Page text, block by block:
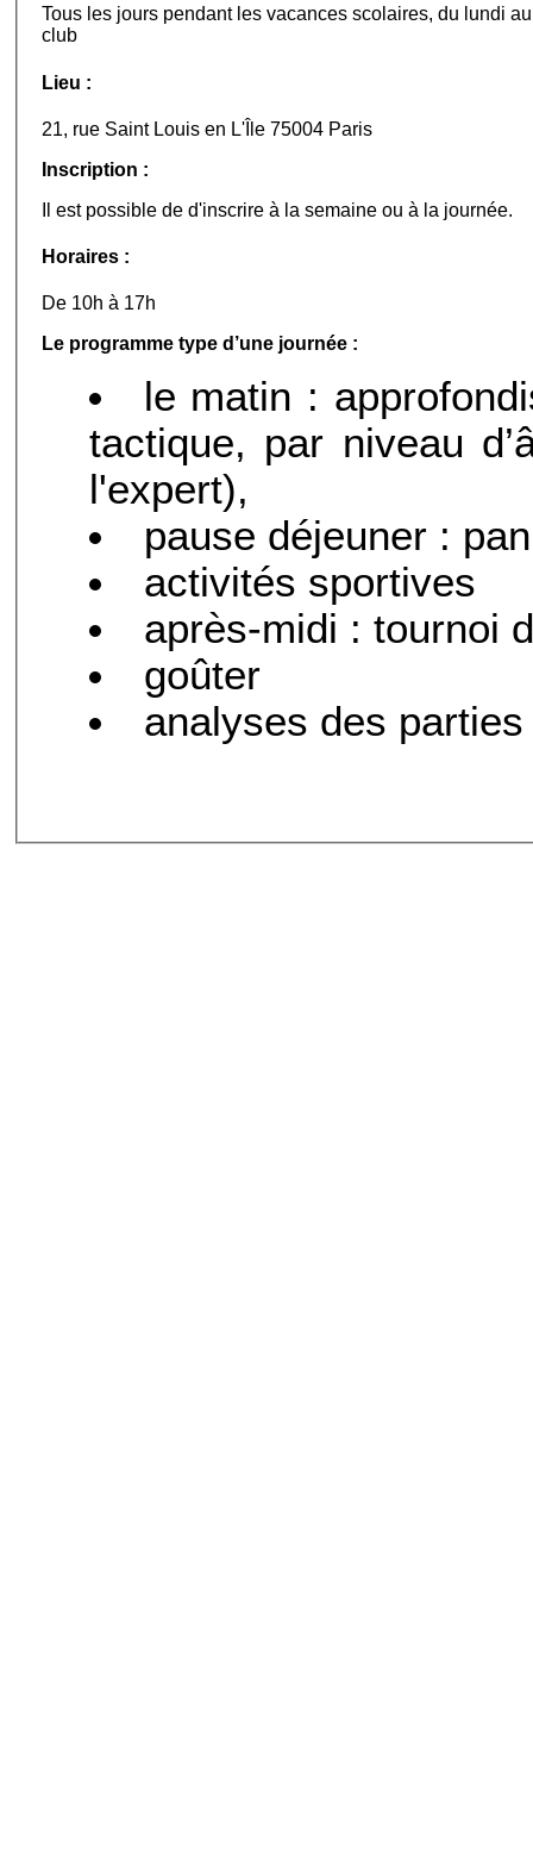
Tous les jours pendant les vacances scolaires, du lundi
club
Lieu :
21, rue Saint Louis en L'Île 75004 Paris
Inscription :
Il est possible de d'inscrire à la semaine ou à la journée.
Horaires :
De 10h à 17h
Le programme type d’une journée :
le matin :
tactique, par niveau
l'expert),
pause déjeuner :
activités sportives
après-midi : tournoi
goûter
analyses des parties